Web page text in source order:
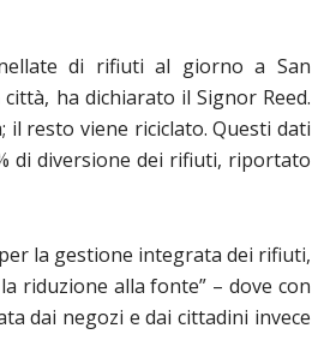
di rifiuti al giorno a San
ha dichiarato il Signor Reed.
il resto viene riciclato. Questi dati
di diversione dei rifiuti, riportato
la gestione integrata dei rifiuti,
riduzione alla fonte” – dove con
dai negozi e dai cittadini invece